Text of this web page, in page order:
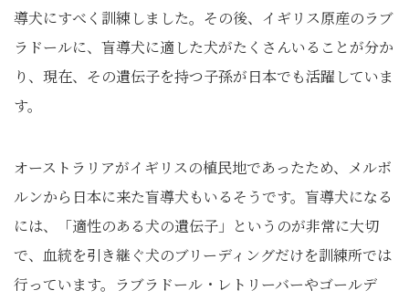
導犬にすべく訓練しました。その後、イギリス原産のラブ
ラドールに、盲導犬に適した犬がたくさんいることが分か
り、現在、その遺伝子を持つ子孫が日本でも活躍していま
す。
オーストラリアがイギリスの植民地であったため、メルボ
ルンから日本に来た盲導犬もいるそうです。盲導犬になる
には、「適性のある犬の遺伝子」というのが非常に大切
で、血統を引き継ぐ犬のブリーディングだけを訓練所では
行っています。ラブラドール・レトリーバーやゴールデ